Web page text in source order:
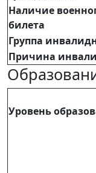
Наличие
билета
Группа
Причина
Уровень